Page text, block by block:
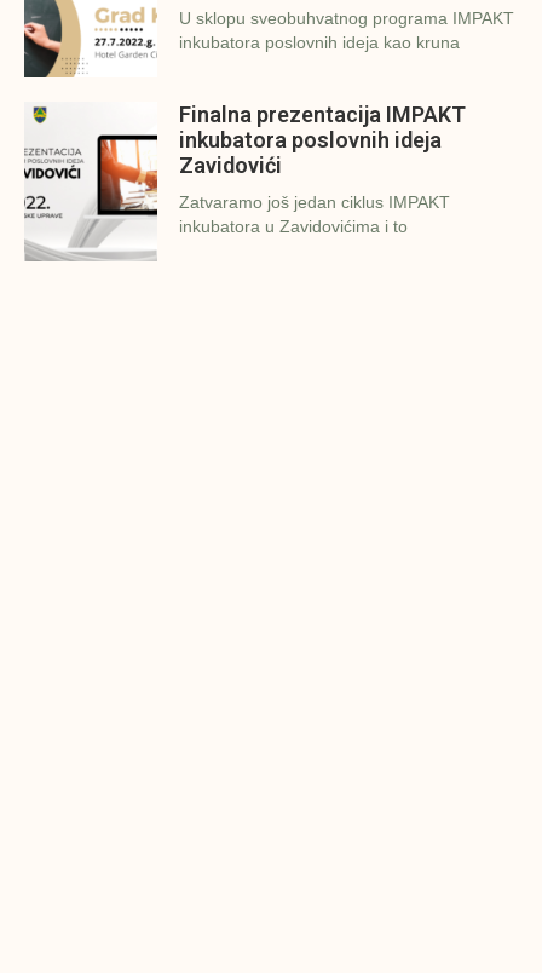
U sklopu sveobuhvatnog programa IMPAKT
inkubatora poslovnih ideja kao kruna
Finalna prezentacija IMPAKT
inkubatora poslovnih ideja
Zavidovići
Zatvaramo još jedan ciklus IMPAKT
inkubatora u Zavidovićima i to